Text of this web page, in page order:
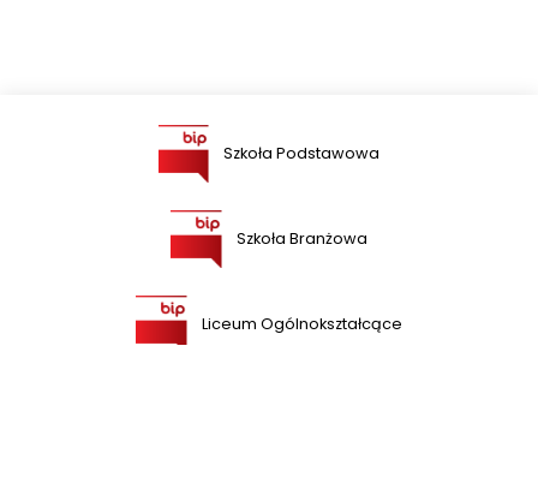
Szkoła Podstawowa
Szkoła Branżowa
Liceum Ogólnokształcące